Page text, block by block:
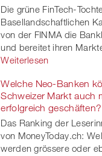
Die grüne FinTech-
Basellandschaftlichen
von der FINMA die
und bereitet ihren
Weiterlesen
Welche Neo-Banken
Schweizer Markt auch
erfolgreich geschäften?
Das Ranking der
von MoneyToday.ch:
werden grössere oder